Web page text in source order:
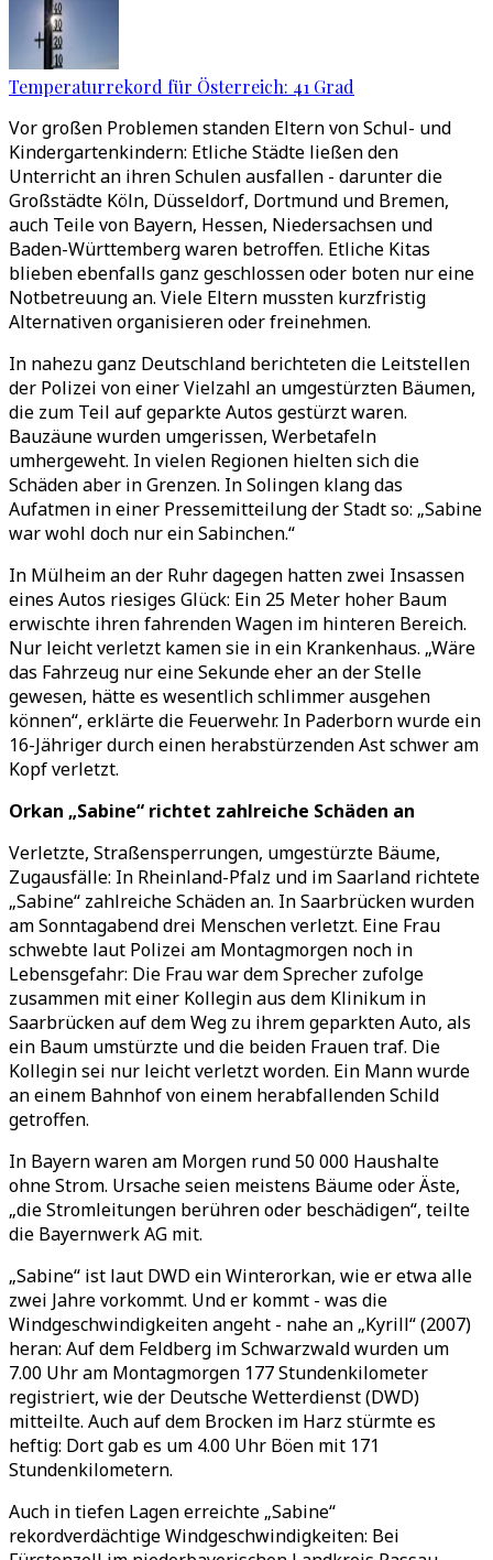
Temperaturrekord für Österreich: 41 Grad
Vor großen Problemen standen Eltern von Schul- und
Kindergartenkindern: Etliche Städte ließen den
Unterricht an ihren Schulen ausfallen - darunter die
Großstädte Köln, Düsseldorf, Dortmund und Bremen,
auch Teile von Bayern, Hessen, Niedersachsen und
Baden-Württemberg waren betroffen. Etliche Kitas
blieben ebenfalls ganz geschlossen oder boten nur eine
Notbetreuung an. Viele Eltern mussten kurzfristig
Alternativen organisieren oder freinehmen.
In nahezu ganz Deutschland berichteten die Leitstellen
der Polizei von einer Vielzahl an umgestürzten Bäumen,
die zum Teil auf geparkte Autos gestürzt waren.
Bauzäune wurden umgerissen, Werbetafeln
umhergeweht. In vielen Regionen hielten sich die
Schäden aber in Grenzen. In Solingen klang das
Aufatmen in einer Pressemitteilung der Stadt so: „Sabine
war wohl doch nur ein Sabinchen.“
In Mülheim an der Ruhr dagegen hatten zwei Insassen
eines Autos riesiges Glück: Ein 25 Meter hoher Baum
erwischte ihren fahrenden Wagen im hinteren Bereich.
Nur leicht verletzt kamen sie in ein Krankenhaus. „Wäre
das Fahrzeug nur eine Sekunde eher an der Stelle
gewesen, hätte es wesentlich schlimmer ausgehen
können“, erklärte die Feuerwehr. In Paderborn wurde ein
16-Jähriger durch einen herabstürzenden Ast schwer am
Kopf verletzt.
Orkan „Sabine“ richtet zahlreiche Schäden an
Verletzte, Straßensperrungen, umgestürzte Bäume,
Zugausfälle: In Rheinland-Pfalz und im Saarland richtete
„Sabine“ zahlreiche Schäden an. In Saarbrücken wurden
am Sonntagabend drei Menschen verletzt. Eine Frau
schwebte laut Polizei am Montagmorgen noch in
Lebensgefahr: Die Frau war dem Sprecher zufolge
zusammen mit einer Kollegin aus dem Klinikum in
Saarbrücken auf dem Weg zu ihrem geparkten Auto, als
ein Baum umstürzte und die beiden Frauen traf. Die
Kollegin sei nur leicht verletzt worden. Ein Mann wurde
an einem Bahnhof von einem herabfallenden Schild
getroffen.
In Bayern waren am Morgen rund 50 000 Haushalte
ohne Strom. Ursache seien meistens Bäume oder Äste,
„die Stromleitungen berühren oder beschädigen“, teilte
die Bayernwerk AG mit.
„Sabine“ ist laut DWD ein Winterorkan, wie er etwa alle
zwei Jahre vorkommt. Und er kommt - was die
Windgeschwindigkeiten angeht - nahe an „Kyrill“ (2007)
heran: Auf dem Feldberg im Schwarzwald wurden um
7.00 Uhr am Montagmorgen 177 Stundenkilometer
registriert, wie der Deutsche Wetterdienst (DWD)
mitteilte. Auch auf dem Brocken im Harz stürmte es
heftig: Dort gab es um 4.00 Uhr Böen mit 171
Stundenkilometern.
Auch in tiefen Lagen erreichte „Sabine“
rekordverdächtige Windgeschwindigkeiten: Bei